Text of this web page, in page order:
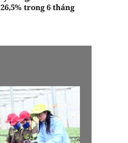
26,5% trong 6 tháng